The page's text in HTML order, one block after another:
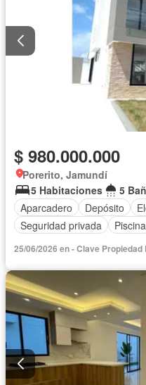
$ 980.000.000
Porerito, Jamundí
5 Habitaciones
5
Aparcadero
Depósito
Seguridad privada
Piscina
25/06/2026 en - Clave Propiedad